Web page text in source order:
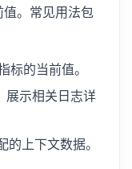
。常见用法包
的当前值。
展示相关日志详
上下文数据。